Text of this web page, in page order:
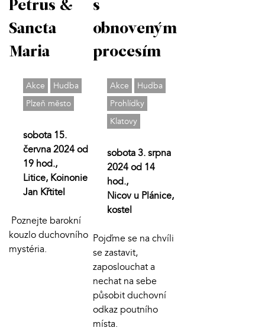
Petrus &
Sancta
Maria
Akce
Hudba
Plzeň město
sobota 15.
června 2024 od
19 hod.,
Litice, Koinonie
Jan Křtitel
Poznejte barokní
kouzlo duchovního
mystéria.
s
obnoveným
procesím
Akce
Hudba
Prohlídky
Klatovy
sobota 3. srpna
2024 od 14
hod.,
Nicov u Plánice,
kostel
Pojďme se na chvíli
se zastavit,
zaposlouchat a
nechat na sebe
působit duchovní
odkaz poutního
místa.